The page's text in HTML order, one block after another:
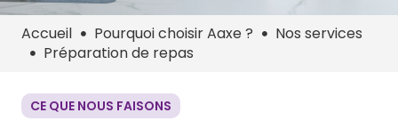
Accueil Pourquoi choisir Aaxe ?
Nos services
Préparation de repas
CE QUE NOUS FAISONS